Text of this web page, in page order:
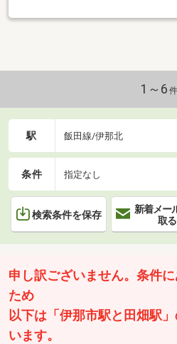
1～6 件
駅 飯田線/伊那北
条件 指定なし
検索条件を保存
新着メー
取る
申し訳ございません。条件
ため
以下は「伊那市駅と田畑駅
います。